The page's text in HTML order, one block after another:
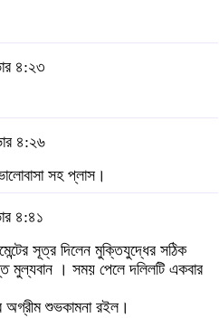
৪:২৩
৪:২৬
সহ প্লাস।
৪:৪১
সূত্র দিলেন মুক্তিযুদ্ধের সঠিক
মুল্যবান । সময় পেলে দলিলটি একবার
শুভকামনা রইল।